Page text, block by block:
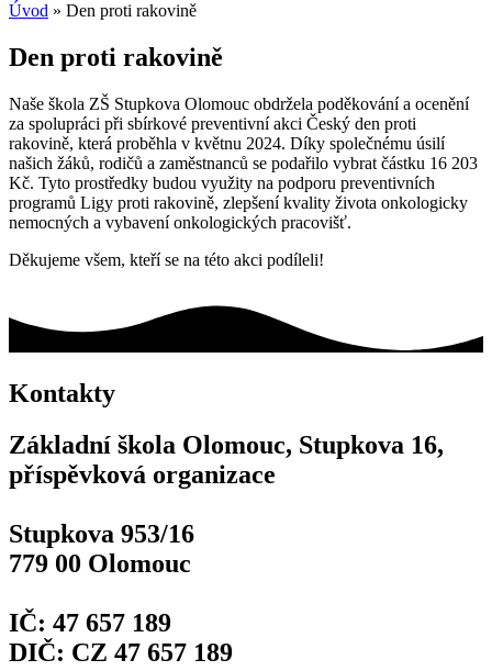
Úvod » Den proti rakovině
Den proti rakovině
Naše škola ZŠ Stupkova Olomouc obdržela poděkování a ocenění
za spolupráci při sbírkové preventivní akci Český den proti
rakovině, která proběhla v květnu 2024. Díky společnému úsilí
našich žáků, rodičů a zaměstnanců se podařilo vybrat částku 16 203
Kč. Tyto prostředky budou využity na podporu preventivních
programů Ligy proti rakovině, zlepšení kvality života onkologicky
nemocných a vybavení onkologických pracovišť.
Děkujeme všem, kteří se na této akci podíleli!
Kontakty
Základní škola Olomouc, Stupkova 16,
příspěvková organizace
Stupkova 953/16
779 00 Olomouc
IČ: 47 657 189
DIČ: CZ 47 657 189